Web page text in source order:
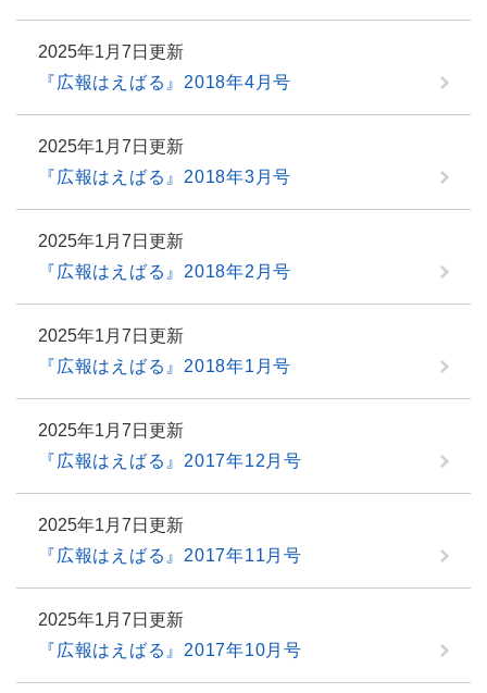
2025年1月7日更新
『広報はえばる』2018年4月号
2025年1月7日更新
『広報はえばる』2018年3月号
2025年1月7日更新
『広報はえばる』2018年2月号
2025年1月7日更新
『広報はえばる』2018年1月号
2025年1月7日更新
『広報はえばる』2017年12月号
2025年1月7日更新
『広報はえばる』2017年11月号
2025年1月7日更新
『広報はえばる』2017年10月号